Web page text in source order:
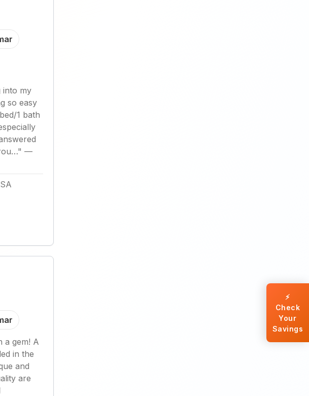
into my
so easy
1 bath
" —
a gem! A
in the
and
are
⚡
Check
Your
Savings